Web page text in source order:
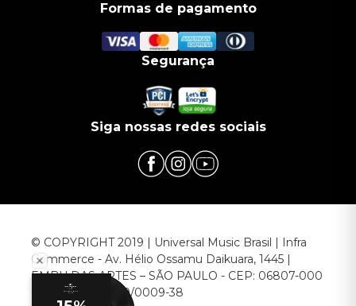
Formas de pagamento
Segurança
Siga nossas redes sociais
© COPYRIGHT 2019 | Universal Music Brasil | Infra
Commerce - Av. Hélio Ossamu Daikuara, 1445 |
EMBU DAS ARTES – SÃO PAULO - CEP: 06807-000
CNPJ: 00.952.789/0009-38